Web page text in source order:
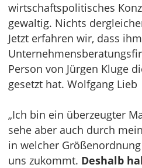
wirtschaftspolitisches
gewaltig. Nichts
Jetzt erfahren wir, dass
Person von Jürgen Kluge
gesetzt hat. Wolfgang Lieb
„Ich bin ein überzeugter
sehe aber auch durch
in welcher
uns zukommt. Deshalb